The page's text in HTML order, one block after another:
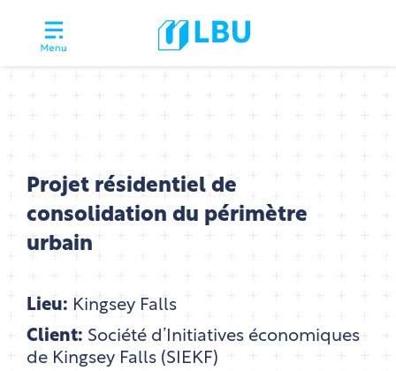
Projet résidentiel de
consolidation du périmètre
urbain
Lieu: Kingsey Falls
Client: Société d’Initiatives économiques
de Kingsey Falls (SIEKF)